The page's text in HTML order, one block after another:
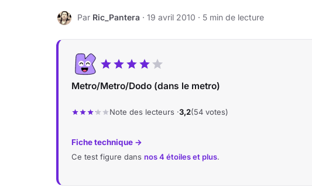
R Par Ric_Pantera · 19 avril 2010 · 5 min de lecture
Metro/Metro/Dodo (dans le metro)
Note des lecteurs ·3,2(54 votes)
Fiche technique →
Ce test figure dans nos 4 étoiles et plus.